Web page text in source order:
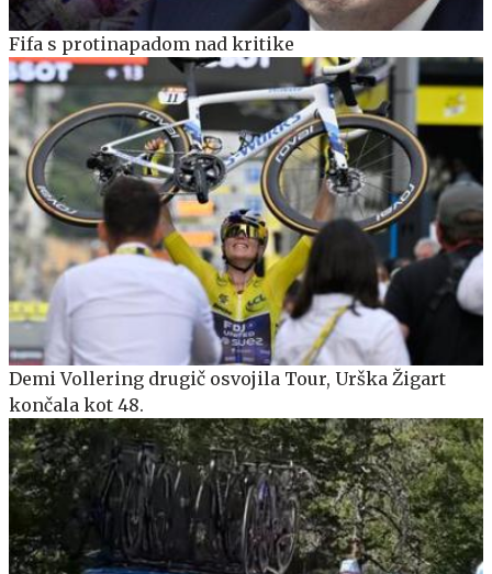
Fifa s protinapadom nad kritike
Demi Vollering drugič osvojila Tour, Urška Žigart
končala kot 48.